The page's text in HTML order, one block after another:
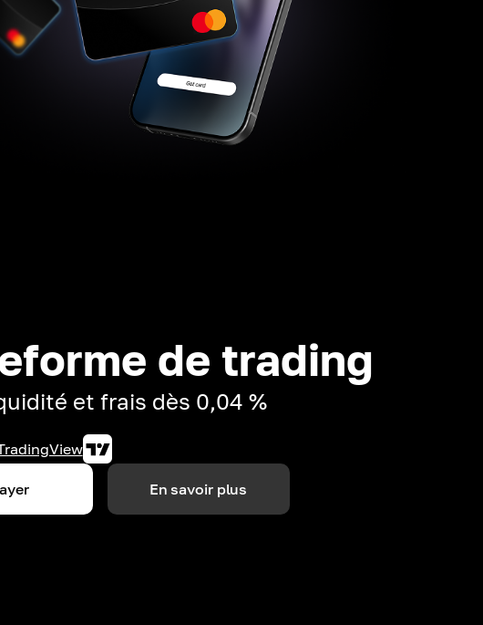
de trading
et frais dès 0,04 %
En savoir plus